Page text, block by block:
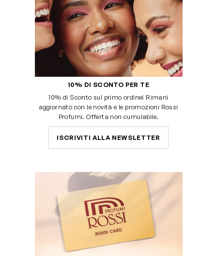
10% DI SCONTO PER TE
10% di Sconto sul primo ordine! Rimani
aggiornato con le novità e le promozioni Rossi
Profumi. Offerta non cumulabile.
ISCRIVITI ALLA NEWSLETTER